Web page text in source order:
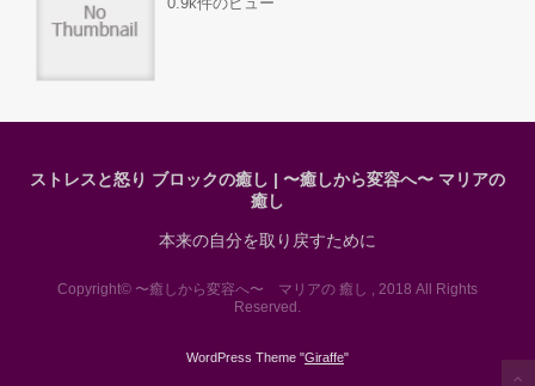
ストレスと怒り ブロックの癒し | 〜癒しから変容へ〜 マリアの
癒し
本来の自分を取り戻すために
Copyright© 〜癒しから変容へ〜 マリアの 癒し , 2018 All Rights
Reserved.
WordPress Theme "Giraffe"